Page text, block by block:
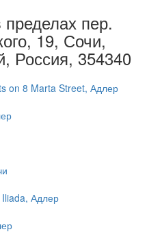
пер.
19, Сочи,
Россия, 354340
on 8 Marta Street, Адлер
Iliada, Адлер